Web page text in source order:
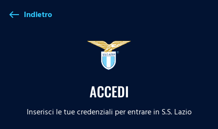
west Indietro
ACCEDI
Inserisci le tue credenziali per entrare in S.S. Lazio